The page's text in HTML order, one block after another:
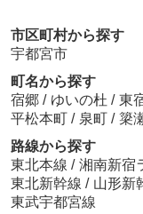
市区町村から探す
宇都宮市
町名から探す
宿郷 / ゆいの杜 / 東
平松本町 / 泉町 / 簗
路線から探す
東北本線 / 湘南新宿
東北新幹線 / 山形新
東武宇都宮線